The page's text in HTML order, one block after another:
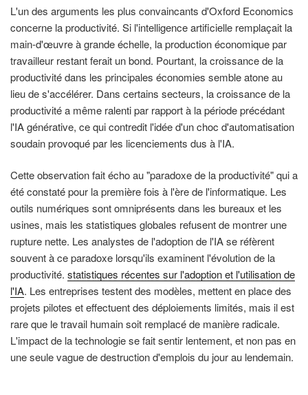
L'un des arguments les plus convaincants d'Oxford Economics
concerne la productivité. Si l'intelligence artificielle remplaçait la
main-d'œuvre à grande échelle, la production économique par
travailleur restant ferait un bond. Pourtant, la croissance de la
productivité dans les principales économies semble atone au
lieu de s'accélérer. Dans certains secteurs, la croissance de la
productivité a même ralenti par rapport à la période précédant
l'IA générative, ce qui contredit l'idée d'un choc d'automatisation
soudain provoqué par les licenciements dus à l'IA.
Cette observation fait écho au "paradoxe de la productivité" qui a
été constaté pour la première fois à l'ère de l'informatique. Les
outils numériques sont omniprésents dans les bureaux et les
usines, mais les statistiques globales refusent de montrer une
rupture nette. Les analystes de l'adoption de l'IA se réfèrent
souvent à ce paradoxe lorsqu'ils examinent l'évolution de la
productivité. statistiques récentes sur l'adoption et l'utilisation de
l'IA. Les entreprises testent des modèles, mettent en place des
projets pilotes et effectuent des déploiements limités, mais il est
rare que le travail humain soit remplacé de manière radicale.
L'impact de la technologie se fait sentir lentement, et non pas en
une seule vague de destruction d'emplois du jour au lendemain.